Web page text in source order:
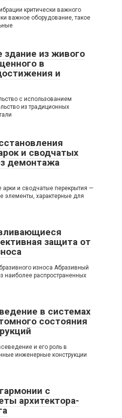
критически важного
важное оборудование, такое
из живого
в
и
с использованием
из традиционных
и сводчатых
демонтажа
арки и сводчатые перекрытия —
элементы, характерные для
защита от
износа Абразивный
наиболее распространенных
в системах
состояния
и его роль в
инженерные конструкции
с
архитектора-